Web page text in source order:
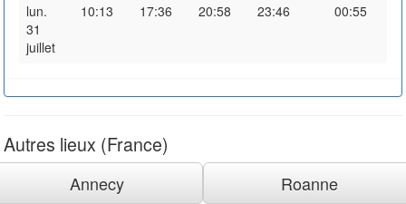
lun.
31
juillet
10:13 17:36 20:58 23:46 00:55
Autres lieux (France)
Annecy
Roanne